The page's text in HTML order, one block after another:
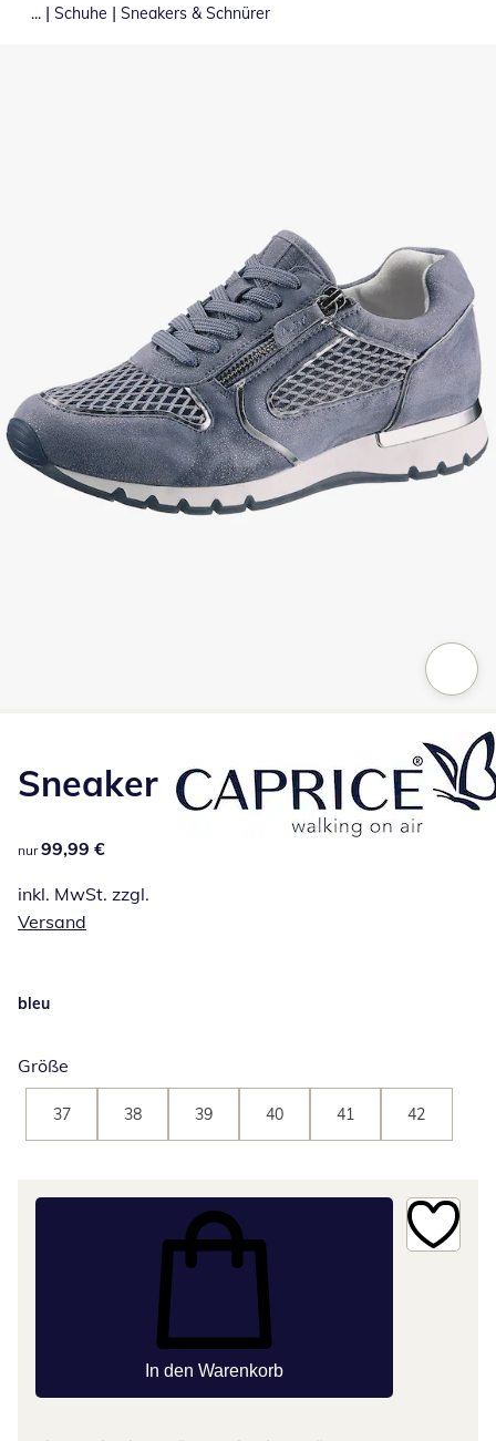
... | Schuhe | Sneakers & Schnürer
Sneaker
99,99 €
nur 99,99 €
inkl. MwSt. zzgl.
Versand
bleu
Größe
37 38 39 40 41 42
In den Warenkorb